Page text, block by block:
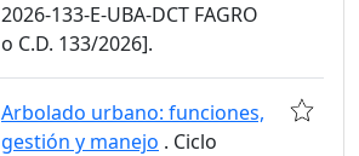
2026-133-E-UBA-DCT FAGRO
o C.D. 133/2026].
Arbolado urbano: funciones,
gestión y manejo . Ciclo